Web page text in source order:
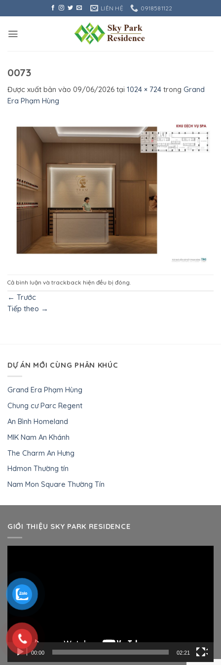
qua
dung
LIÊN HỆ 0918581122
0073
Được xuất bản vào 09/06/2026 tại 1024 × 724 trong Grand
Era Phạm Hùng
Cả bình luận và trackback hiện đều bị đóng.
← Trước
Tiếp theo →
DỰ ÁN MỚI CÙNG PHÂN KHÚC
Grand Era Phạm Hùng
Chung cư Parc Regent
An Bình Homeland
MIK Nam An Khánh
The Charm An Hưng
Hdmon Thường tín
Nam Mon Square Thường Tín
GIỚI THIỆU SKY PARK RESIDENCE
00:00 02:21